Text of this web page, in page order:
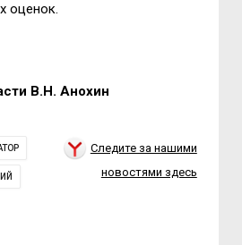
оценок.
В.Н. Анохин
Следите за нашими
новостями здесь